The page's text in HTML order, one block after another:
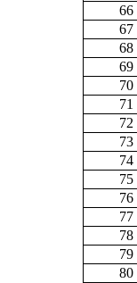
66
67
68
69
70
71
72
73
74
75
76
77
78
79
80